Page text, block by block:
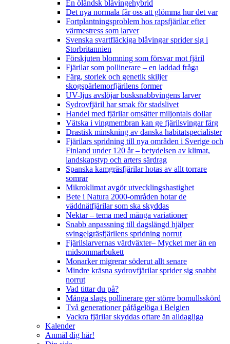
En öländsk blåvingehybrid
Det nya normala får oss att glömma hur det var
Fortplantningsproblem hos rapsfjärilar efter
värmestress som larver
Svenska svartfläckiga blåvingar sprider sig i
Storbritannien
Förskjuten blomning som försvar mot fjäril
Fjärilar som pollinerare – en laddad fråga
Färg, storlek och genetik skiljer
skogspärlemorfjärilens former
UV-ljus avslöjar busksnabbvingens larver
Sydrovfjäril har smak för stadslivet
Handel med fjärilar omsätter miljontals dollar
Vätska i vingmembran kan ge fjärilsvingar färg
Drastisk minskning av danska habitatspecialister
Fjärilars spridning till nya områden i Sverige och
Finland under 120 år– betydelsen av klimat,
landskapstyp och arters särdrag
Spanska kamgräsfjärilar hotas av allt torrare
somrar
Mikroklimat avgör utvecklingshastighet
Bete i Natura 2000-områden hotar de
väddnätfjärilar som ska skyddas
Nektar – tema med många variationer
Snabb anpassning till dagslängd hjälper
svingelgräsfjärilens spridning norrut
Fjärilslarvernas värdväxter– Mycket mer än en
midsommarbukett
Monarker migrerar söderut allt senare
Mindre kräsna sydrovfjärilar sprider sig snabbt
norrut
Vad tittar du på?
Många slags pollinerare ger större bomullsskörd
Två generationer påfågelöga i Belgien
Vackra fjärilar skyddas oftare än alldagliga
Kalender
Anmäl dig här!